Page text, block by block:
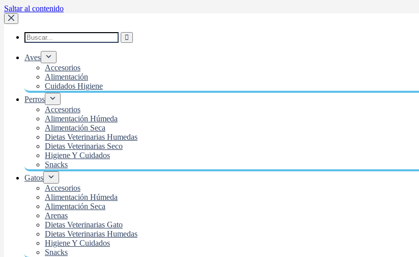
Saltar al contenido
Aves
Accesorios
Alimentación
Cuidados Higiene
Perros
Accesorios
Alimentación Húmeda
Alimentación Seca
Dietas Veterinarias Humedas
Dietas Veterinarias Seco
Higiene Y Cuidados
Snacks
Gatos
Accesorios
Alimentación Húmeda
Alimentación Seca
Arenas
Dietas Veterinarias Gato
Dietas Veterinarias Humedas
Higiene Y Cuidados
Snacks